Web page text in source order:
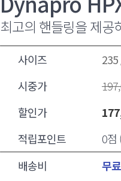
최고의 핸들링을 제공
사이즈
시중가
할인가
적립포인트
0점
배송비
무